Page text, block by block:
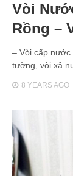
Vòi
Rồng –
– Vòi cấp
tường, vòi xả
8 YEARSAGO